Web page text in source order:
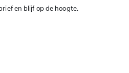
en blijf op de hoogte.